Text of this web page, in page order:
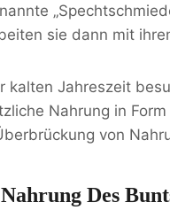
sie dann mit
kalten Jahreszeit
Nahrung in
von
Des